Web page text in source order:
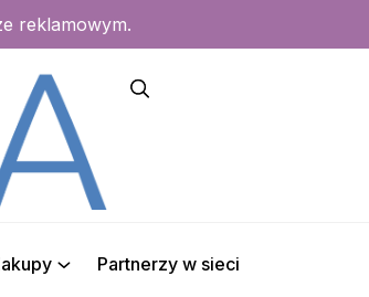
reklamowym.
Partnerzy w sieci